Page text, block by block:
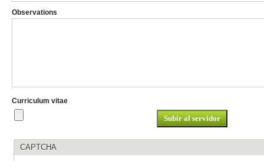
Observations
Curriculum vitae
CAPTCHA